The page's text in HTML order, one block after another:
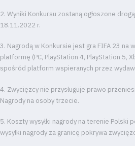
2. Wyniki Konkursu zostaną ogłoszone
18.11.2022 r.
3. Nagrodą w Konkursie jest gra FIFA 23 na
platformę (PC, PlayStation 4, PlayStation 5,
spośród platform wspieranych przez
4. Zwycięzcy nie przysługuje prawo
Nagrody na osoby trzecie.
5. Koszty wysyłki nagrody na terenie Polski
wysyłki nagrody za granicę pokrywa